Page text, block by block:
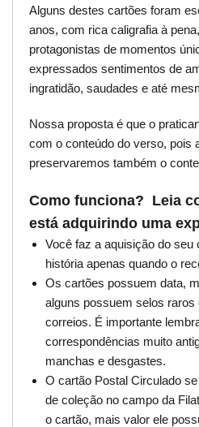
Alguns destes cartões foram
anos, com rica caligrafia à
protagonistas de momentos
expressados sentimentos de
ingratidão, saudades e até
Nossa proposta é que o
com o conteúdo do verso, pois
preservaremos também o
Como funciona? Leia
está adquirindo uma
Você faz a aquisição do seu
história apenas quando o
Os cartões possuem data,
alguns possuem selos
correios. É importante
correspondências muito
manchas e desgastes.
O cartão Postal Circulado
de coleção no campo da
o cartão, mais valor ele